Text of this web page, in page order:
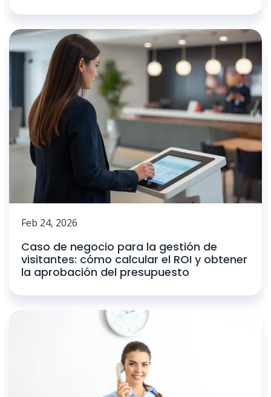
Feb 24, 2026
Caso de negocio para la gestión de
visitantes: cómo calcular el ROI y obtener
la aprobación del presupuesto